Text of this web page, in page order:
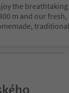
Gardena, S.Crestina
Cristina Val
Val Gardena
the
m and our fresh,